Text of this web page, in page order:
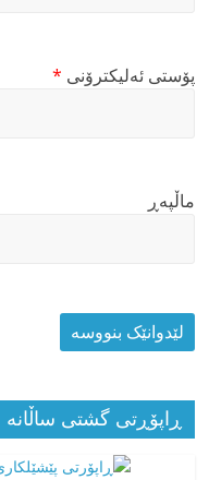
پۆستی ئەلیکترۆنی *
ماڵپه‌ڕ
ڕاپۆڕتی گشتی ساڵانه